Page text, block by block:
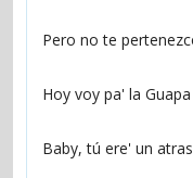
Pero no te
Hoy voy pa' la
Baby, tú ere' un